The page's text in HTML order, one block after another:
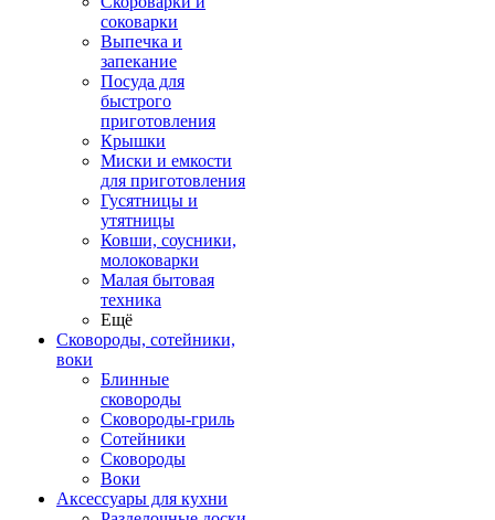
соковарки
Выпечка и
запекание
Посуда для
быстрого
приготовления
Крышки
Миски и емкости
для приготовления
Гусятницы и
утятницы
Ковши, соусники,
молоковарки
Малая бытовая
техника
Ещё
Сковороды, сотейники,
воки
Блинные
сковороды
Сковороды-гриль
Сотейники
Сковороды
Воки
Аксессуары для кухни